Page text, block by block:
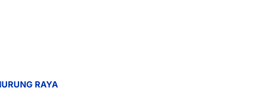
RAYA